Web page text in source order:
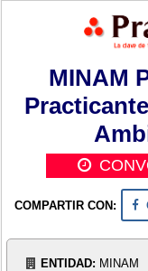
MINAM
COMPARTIR CON:
ENTIDAD: MINAM